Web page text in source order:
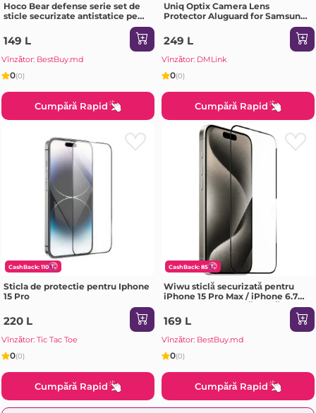
Hoco Bear defense serie set de
sticle securizate antistatice pe
confidențialitate iPhone 12 /
iPhone 12 Pro(G777 Plus) neagră
Sticlă de protecție
149 L
Vînzător: BestBuy.md
0(0)
Cumpără Rapid
Uniq Optix Camera Lens
Protector Aluguard for Samsung
249 L
Vînzător: DMLink
0(0)
Cumpără Rapid
CashBack: 110
Sticla de protectie pentru Iphone
15 Pro
220 L
Vînzător: Tic Tac Toe
0(0)
Cumpără Rapid
CashBack: 85
Wiwu sticlă securizată pentru
iPhone 15 Pro Max / iPhone 6.7
GT-004 transparentă Sticlă de
protecție
169 L
Vînzător: BestBuy.md
0(0)
Cumpără Rapid